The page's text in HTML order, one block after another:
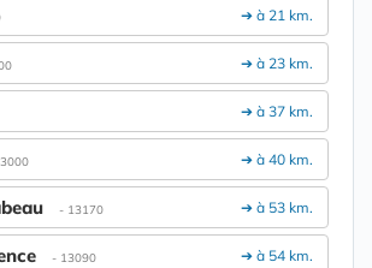
➔ à 21 km.
➔ à 23 km.
➔ à 37 km.
➔ à 40 km.
➔ à 53 km.
- 13170
➔ à 54 km.
- 13090